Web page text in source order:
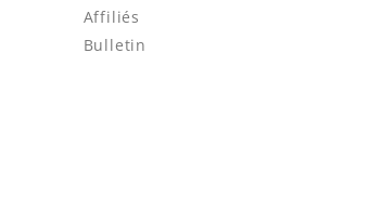
Affiliés
Bulletin